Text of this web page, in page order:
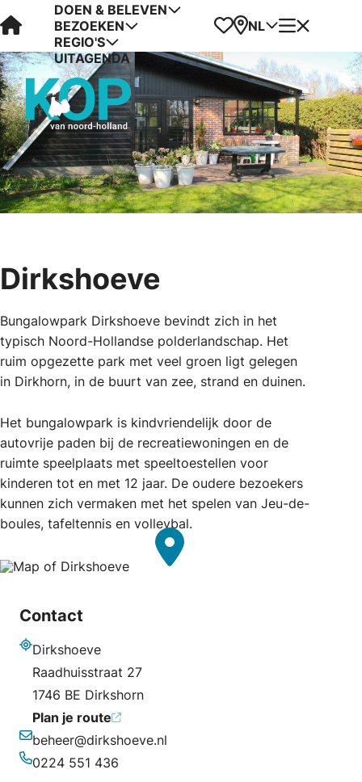
Visit Kop van Holland
DOEN & BELEVEN
BEZOEKEN
REGIO'S
UITAGENDA
Favorieten
Kaart
NL Menu
Dirkshoeve
Bungalowpark Dirkshoeve bevindt zich in het
typisch Noord-Hollandse polderlandschap. Het
ruim opgezette park met veel groen ligt gelegen
in Dirkhorn, in de buurt van zee, strand en duinen.
Het bungalowpark is kindvriendelijk door de
autovrije paden bij de recreatiewoningen en de
ruimte speelplaats met speeltoestellen voor
kinderen tot en met 12 jaar. De oudere bezoekers
kunnen zich vermaken met het spelen van Jeu-de-
boules, tafeltennis en volleybal.
Contact
Dirkshoeve
Raadhuisstraat 27
1746 BE Dirkshorn
Plan je route
E-mailadres
beheer@dirkshoeve.nl
0224 551 436